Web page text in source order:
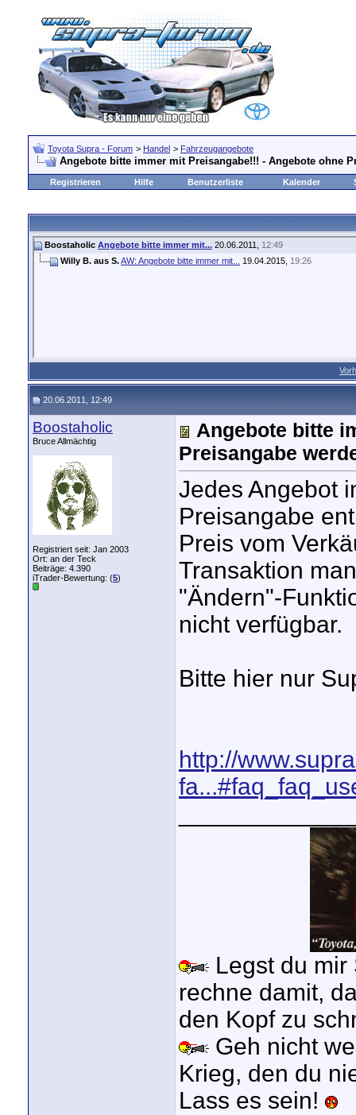
Toyota Supra - Forum > Handel > Fahrzeugangebote
Angebote bitte immer mit Preisangabe!!! - Angebote ohne
Registrieren Hilfe Benutzerliste Kalender
Boostaholic Angebote bitte immer mit... 20.06.2011, 12:49
Willy B. aus S.AW: Angebote bitte immer mit... 19.04.2015, 19:26
20.06.2011, 12:49
Boostaholic
Bruce Allmächtig
Registriert seit: Jan 2003
Ort: an der Teck
Beiträge: 4.390
iTrader-Bewertung: (5)
Angebote bitte
Preisangabe
Jedes Angebot
Preisangabe
Preis vom
Transaktion
"Ändern"-
nicht verfügbar.
Bitte hier nur
http://
Legst du mir
rechne damit,
den Kopf zu
Geh nicht
Krieg, den du
Lass es sein!